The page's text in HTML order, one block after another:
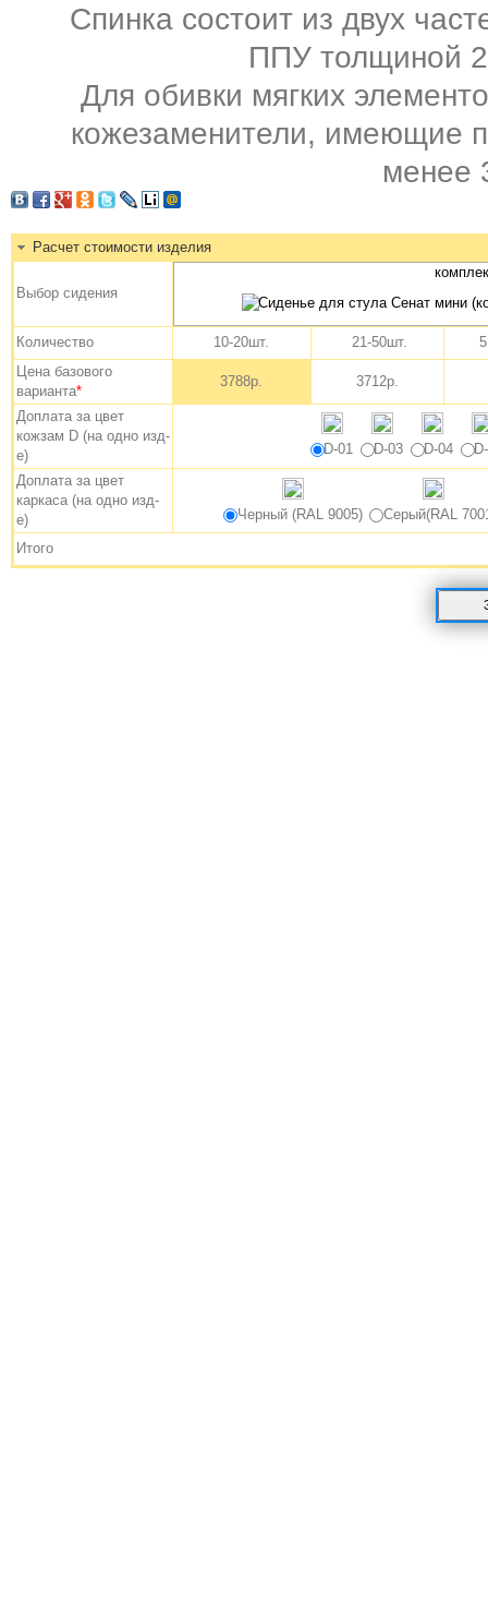
Спинка состоит из двух
ППУ толщиной
Для обивки мягких
кожезаменители, имеющие
менее
Расчет стоимости изделия
Выбор сидения
Количество 10-20шт. 21-50шт.
Цена базового
варианта*
3788р. 3712р.
Доплата за цвет
кожзам D (на одно изд-
е)
D-01 D-03 D-04
Доплата за цвет
каркаса (на одно изд-
е)
Черный (RAL 9005) Серый(RAL
Итого